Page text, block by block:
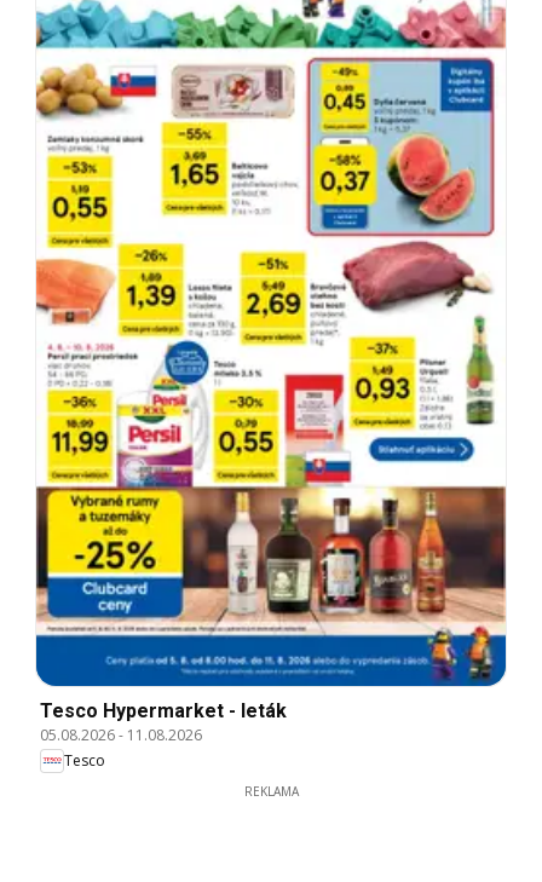
Tesco Hypermarket - leták
05.08.2026- 11.08.2026
Tesco
REKLAMA